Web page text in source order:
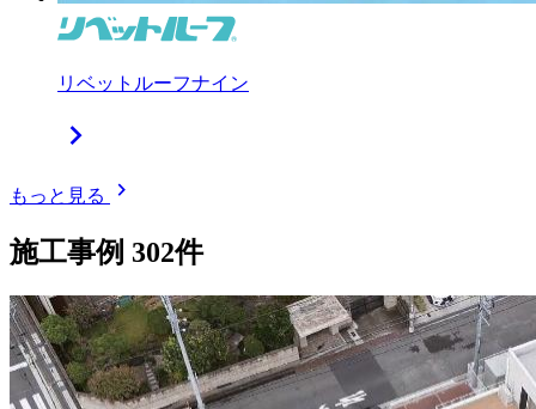
リベットルーフナイン
chevron_right
もっと見る chevron_right
施工事例 302件